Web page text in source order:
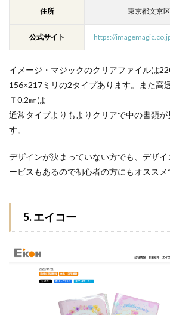
住所 東京都文京
公式サイト https://
イメージ・マジックのクリアファイルは
156×217ミリの2タイプあります。また高
Ｔ0.2㎜は
通常タイプよりもよりクリアで中の書類が
す。
デザインが決まっていない方でも、デザ
ービスもあるので初心者の方にもオススメ
5. エイコー